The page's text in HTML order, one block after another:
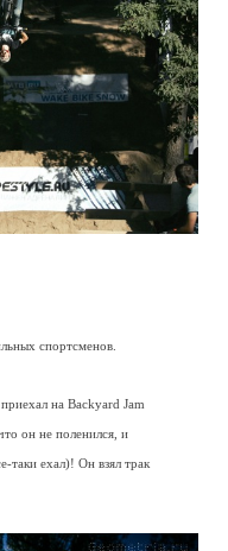
спортсменов.
на Backyard Jam
он не поленился, и
таки ехал)! Он взял трак